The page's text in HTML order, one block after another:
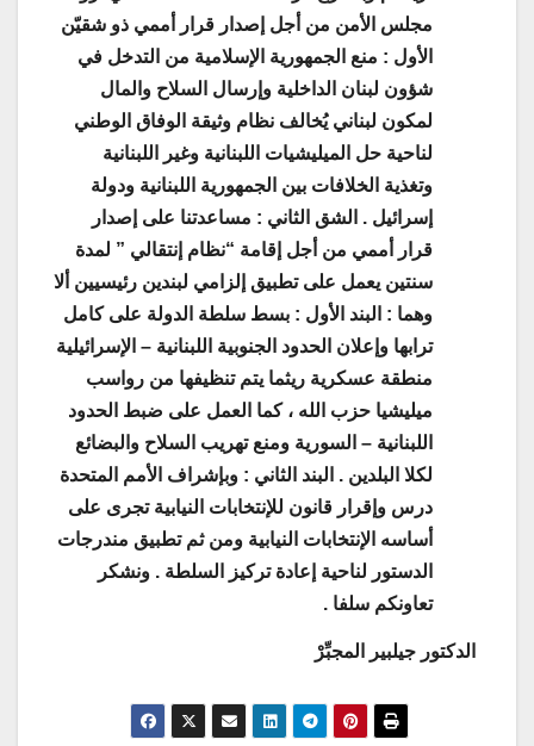
مجلس الأمن من أجل إصدار قرار أممي ذو شقيّن
الأول : منع الجمهورية الإسلامية من التدخل في
شؤون لبنان الداخلية وإرسال السلاح والمال
لمكون لبناني يُخالف نظام وثيقة الوفاق الوطني
لناحية حل الميليشيات اللبنانية وغير اللبنانية
وتغذية الخلافات بين الجمهورية اللبنانية ودولة
إسرائيل . الشق الثاني : مساعدتنا على إصدار
قرار أممي من أجل إقامة “نظام إنتقالي ” لمدة
سنتين يعمل على تطبيق إلزامي لبندين رئيسيين ألا
وهما : البند الأول : بسط سلطة الدولة على كامل
ترابها وإعلان الحدود الجنوبية اللبنانية – الإسرائيلية
منطقة عسكرية ريثما يتم تنظيفها من رواسب
ميليشيا حزب الله ، كما العمل على ضبط الحدود
اللبنانية – السورية ومنع تهريب السلاح والبضائع
لكلا البلدين . البند الثاني : وبإشراف الأمم المتحدة
درس وإقرار قانون للإنتخابات النيابية تجرى على
أساسه الإنتخابات النيابية ومن ثم تطبيق مندرجات
الدستور لناحية إعادة تركيز السلطة . ونشكر
تعاونكم سلفا .
الدكتور جيلبير المجبِّرْ